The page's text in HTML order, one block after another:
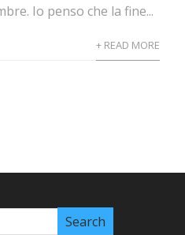
Io penso che la fine...
+ READ MORE